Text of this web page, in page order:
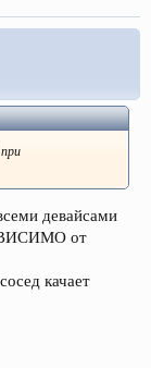
девайсами
от
качает